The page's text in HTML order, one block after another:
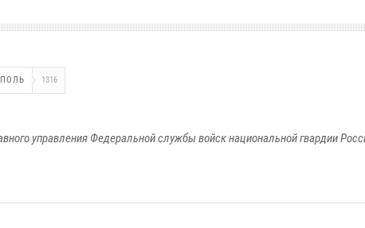
1316
управления Федеральной службы войск национальной гвардии